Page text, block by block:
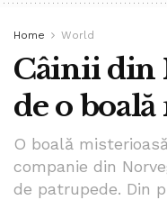
se confruntă în mod
mânca alimente cu
răspunde „da”. Cu
asemănările și
și dependența de
Tags: bpnews
mancare
Home World
Câinii din
de o
O boală
companie din
de patrupede. Din